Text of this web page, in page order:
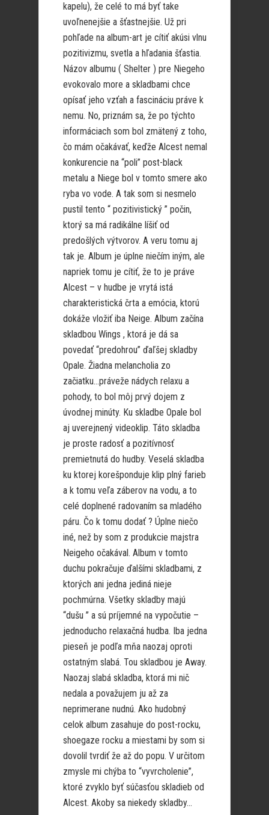
kapelu), že celé to má byť take
uvoľnenejšie a šťastnejšie. Už pri
pohľade na album-art je cítiť akúsi vlnu
pozitivizmu, svetla a hľadania šťastia.
Názov albumu ( Shelter ) pre Niegeho
evokovalo more a skladbami chce
opísať jeho vzťah a fascináciu práve k
nemu. No, priznám sa, že po týchto
informáciach som bol zmätený z toho,
čo mám očakávať, keďže Alcest nemal
konkurencie na “poli” post-black
metalu a Niege bol v tomto smere ako
ryba vo vode. A tak som si nesmelo
pustil tento “ pozitivistický ” počin,
ktorý sa má radikálne líšiť od
predošlých výtvorov. A veru tomu aj
tak je. Album je úplne niečím iným, ale
napriek tomu je cítiť, že to je práve
Alcest – v hudbe je vrytá istá
charakteristická črta a emócia, ktorú
dokáže vložiť iba Neige. Album začína
skladbou Wings , ktorá je dá sa
povedať “predohrou” ďaľšej skladby
Opale. Žiadna melancholia zo
začiatku…práveže nádych relaxu a
pohody, to bol môj prvý dojem z
úvodnej minúty. Ku skladbe Opale bol
aj uverejnený videoklip. Táto skladba
je proste radosť a pozitívnosť
premietnutá do hudby. Veselá skladba
ku ktorej korešponduje klip plný farieb
a k tomu veľa záberov na vodu, a to
celé doplnené radovaním sa mladého
páru. Čo k tomu dodať ? Úplne niečo
iné, než by som z produkcie majstra
Neigeho očakával. Album v tomto
duchu pokračuje ďalšími skladbami, z
ktorých ani jedna jediná nieje
pochmúrna. Všetky skladby majú
“dušu ” a sú príjemné na vypočutie –
jednoducho relaxačná hudba. Iba jedna
pieseň je podľa mňa naozaj oproti
ostatným slabá. Tou skladbou je Away.
Naozaj slabá skladba, ktorá mi nič
nedala a považujem ju až za
neprimerane nudnú. Ako hudobný
celok album zasahuje do post-rocku,
shoegaze rocku a miestami by som si
dovolil tvrdiť že až do popu. V určitom
zmysle mi chýba to “vyvrcholenie”,
ktoré zvyklo byť súčasťou skladieb od
Alcest. Akoby sa niekedy skladby...